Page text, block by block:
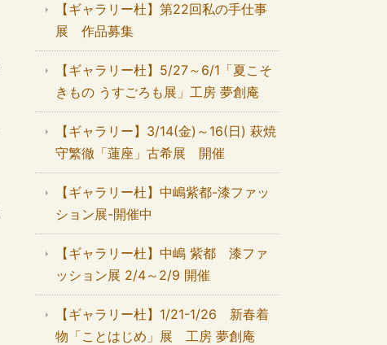
【ギャラリー杜】第22回私の手仕事
展 作品募集
【ギャラリー杜】5/27～6/1「夏こそ
きもの うすごろも展」工房 夢創庵
【ギャラリー】3/14(金)～16(日) 萩焼
守繁徹「蓮座」古希展 開催
【ギャラリー杜】中嶋紫都-漆ファッ
ション展-開催中
【ギャラリー杜】中嶋 紫都 漆ファ
ッション展 2/4～2/9 開催
【ギャラリー杜】1/21-1/26 新春着
物「ことはじめ」展 工房 夢創庵